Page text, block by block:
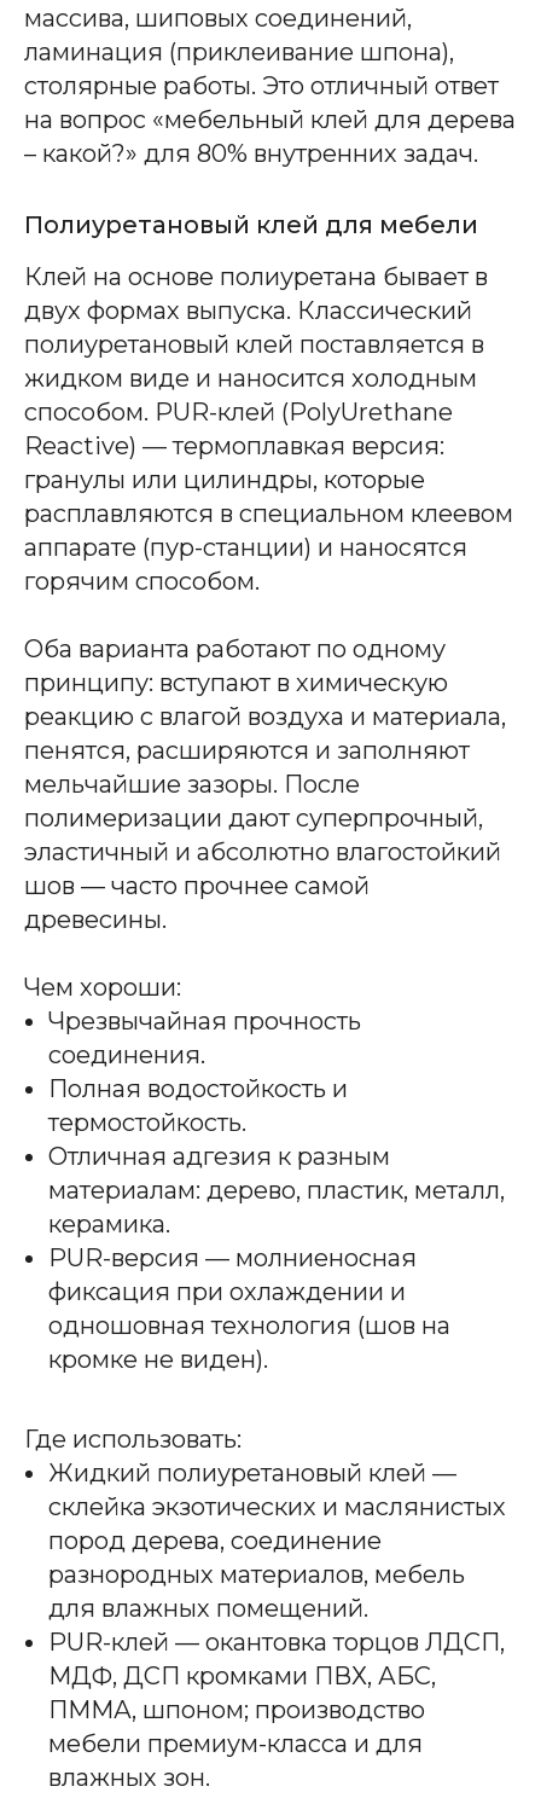
массива, шиповых соединений,
ламинация (приклеивание шпона),
столярные работы. Это отличный ответ
на вопрос «мебельный клей для дерева
– какой?» для 80% внутренних задач.
Полиуретановый клей для мебели
Клей на основе полиуретана бывает в
двух формах выпуска. Классический
полиуретановый клей поставляется в
жидком виде и наносится холодным
способом. PUR-клей (PolyUrethane
Reactive) — термоплавкая версия:
гранулы или цилиндры, которые
расплавляются в специальном клеевом
аппарате (пур-станции) и наносятся
горячим способом.
Оба варианта работают по одному
принципу: вступают в химическую
реакцию с влагой воздуха и материала,
пенятся, расширяются и заполняют
мельчайшие зазоры. После
полимеризации дают суперпрочный,
эластичный и абсолютно влагостойкий
шов — часто прочнее самой
древесины.
Чем хороши:
Чрезвычайная прочность
соединения.
Полная водостойкость и
термостойкость.
Отличная адгезия к разным
материалам: дерево, пластик, металл,
керамика.
PUR-версия — молниеносная
фиксация при охлаждении и
одношовная технология (шов на
кромке не виден).
Где использовать:
Жидкий полиуретановый клей —
склейка экзотических и маслянистых
пород дерева, соединение
разнородных материалов, мебель
для влажных помещений.
PUR-клей — окантовка торцов ЛДСП,
МДФ, ДСП кромками ПВХ, АБС,
ПММА, шпоном; производство
мебели премиум-класса и для
влажных зон.